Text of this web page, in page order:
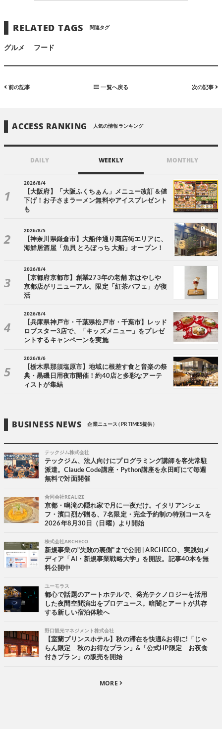
RELATED TAGS 関連タグ
グルメ フード
前の記事 一覧へ戻る 次の記事
ACCESS RANKING 人気の情報ランキング
DAILY WEEKLY MONTHLY
2026/8/4
【大阪府】「大阪ふくちぁん」メニュー改訂＆値
下げ！お子さまラーメン無料やアイスプレゼント
も
2026/8/5
【神奈川県鎌倉市】大船仲通り商店街エリアに、
海鮮居酒屋「魚貝 とろぼっち 大船」オープン！
2026/8/4
【京都府京都市】創業273年の老舗 京はやしや
京都店がリニューアル。限定「紅茶パフェ」が復
活
2026/8/4
【兵庫県神戸市・千葉県松戸市・千葉市】レッド
ロブスター3店で、「キッズメニュー」をプレゼ
ントするキャンペーンを実施
2026/8/6
【栃木県那須塩原市】地域に根差す食と音楽の祭
典・黒磯日用夜市開催！約40店と多彩なアーテ
ィストが集結
BUSINESS NEWS 企業ニュース ( PR TIMES提供 )
テックジム株式会社
テックジム、法人向けにプログラミング講師を客先常駐
派遣。Claude Code講座・Python講座を永田町にて毎週
無料で対面開催
合同会社REALIZE
京都・鳴滝の隠れ家で月に一夜だけ。イタリアンシェ
フ・濱口烈が贈る、7名限定・完全予約制の特別コースを
2026年8月30日（日曜）より開始
株式会社ARCHECO
新規事業の"失敗の裏側"まで公開 | ARCHECO、実践知メ
ディア「AI・新規事業戦略大学」を開設。記事40本を無
料公開中
ユーモラス
都心で話題のアートホテルで、発光テクノロジーを活用
した夜間空間演出をプロデュース。暗闇とアートが共存
する新しい宿泊体験へ
野口観光マネジメント株式会社
【室蘭プリンスホテル】秋の滞在を快適&お得に!「じゃ
らん限定 秋のお得なプラン」&「公式HP限定 お夜食
付きプラン」の販売を開始
MORE